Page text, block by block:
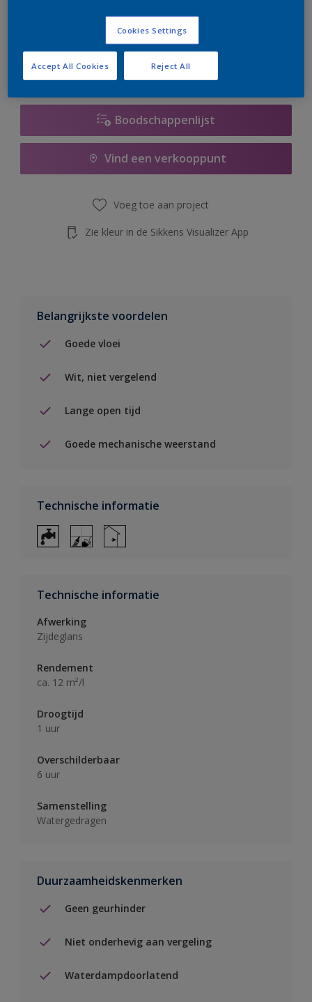
Op dit moment is het niet mogelijk dit product online
te bestellen. Bezoek je dichtstbijzijnde winkel of klik op
de knop hieronder.
Boodschappenlijst
Vind een verkooppunt
Voeg toe aan project
Zie kleur in de Sikkens Visualizer App
Belangrijkste voordelen
Goede vloei
Wit, niet vergelend
Lange open tijd
Goede mechanische weerstand
Technische informatie
Technische informatie
Afwerking
Zijdeglans
Rendement
ca. 12 m²/l
Droogtijd
1 uur
Overschilderbaar
6 uur
Samenstelling
Watergedragen
Duurzaamheidskenmerken
Geen geurhinder
Niet onderhevig aan vergeling
Waterdampdoorlatend
Cookies Settings
Reject All
Accept All Cookies